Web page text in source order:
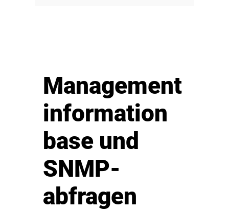
Management
information
base und
SNMP-
abfragen